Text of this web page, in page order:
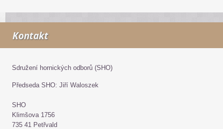
Kontakt
Sdružení hornických odborů (SHO)
Předseda SHO: Jiří Waloszek
SHO
Klimšova 1756
735 41 Petřvald